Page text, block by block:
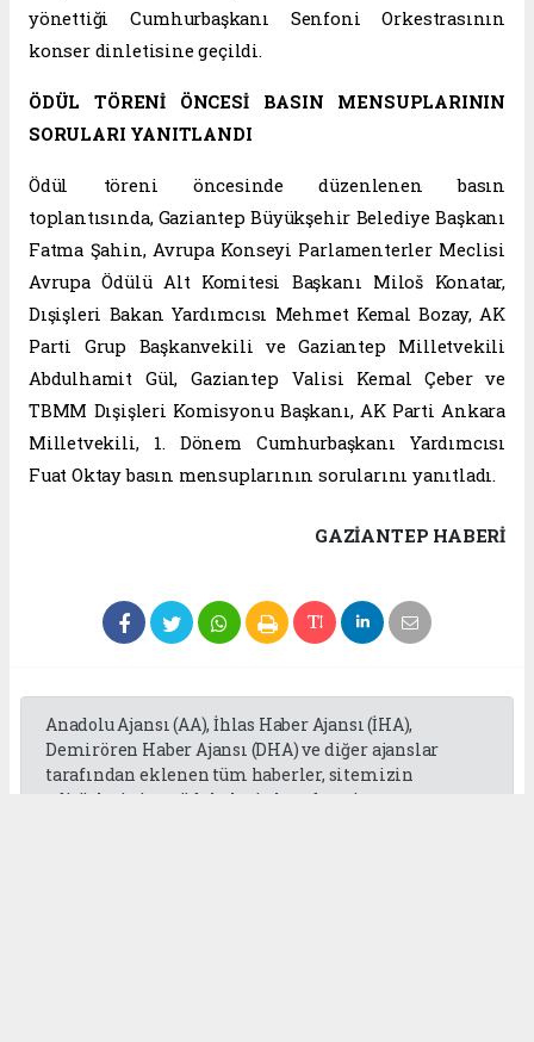
yönettiği Cumhurbaşkanı Senfoni Orkestrasının
konser dinletisine geçildi.
ÖDÜL TÖRENİ ÖNCESİ BASIN MENSUPLARININ
SORULARI YANITLANDI
Ödül töreni öncesinde düzenlenen basın
toplantısında, Gaziantep Büyükşehir Belediye Başkanı
Fatma Şahin, Avrupa Konseyi Parlamenterler Meclisi
Avrupa Ödülü Alt Komitesi Başkanı Miloš Konatar,
Dışişleri Bakan Yardımcısı Mehmet Kemal Bozay, AK
Parti Grup Başkanvekili ve Gaziantep Milletvekili
Abdulhamit Gül, Gaziantep Valisi Kemal Çeber ve
TBMM Dışişleri Komisyonu Başkanı, AK Parti Ankara
Milletvekili, 1. Dönem Cumhurbaşkanı Yardımcısı
Fuat Oktay basın mensuplarının sorularını yanıtladı.
GAZIANTEP HABERİ
Anadolu Ajansı (AA), İhlas Haber Ajansı (İHA),
Demirören Haber Ajansı (DHA) ve diğer ajanslar
tarafından eklenen tüm haberler, sitemizin
editörlerinin müdahalesi olmadan ajans